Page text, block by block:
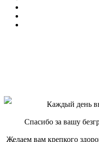
Каждый день
Спасибо за вашу
Желаем вам крепкого